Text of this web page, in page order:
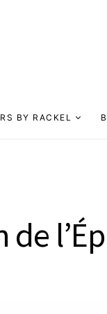
BY RACKEL
de